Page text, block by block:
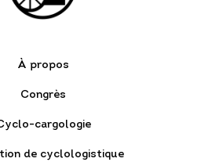
À propos
Congrès
cargologie
de cyclologistique